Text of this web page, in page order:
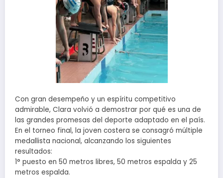
Con gran desempeño y un espíritu competitivo
admirable, Clara volvió a demostrar por qué es una de
las grandes promesas del deporte adaptado en el país.
En el torneo final, la joven costera se consagró múltiple
medallista nacional, alcanzando los siguientes
resultados:
1° puesto en 50 metros libres, 50 metros espalda y 25
metros espalda.